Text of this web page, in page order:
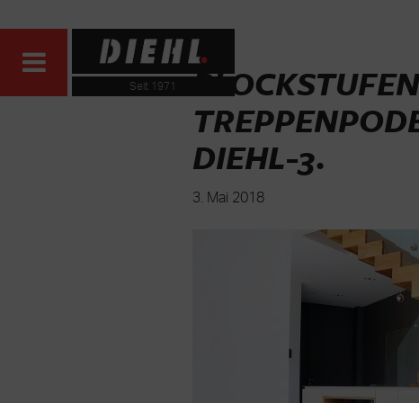
Seit 1971
DIEHL-3.
3. Mai 2018